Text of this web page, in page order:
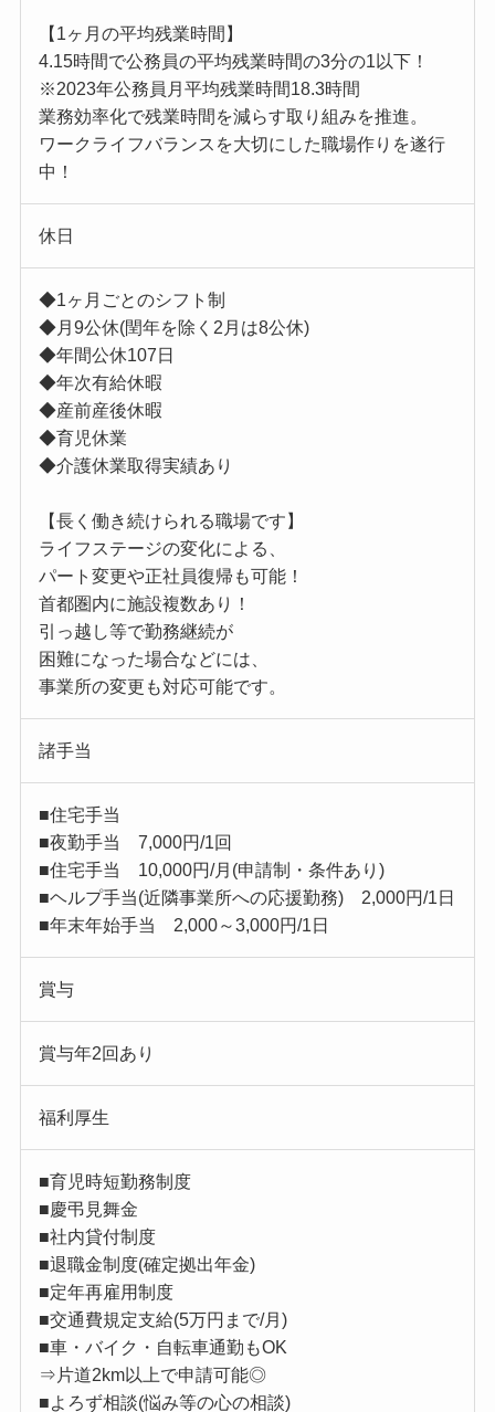
【1ヶ月の平均残業時間】
4.15時間で公務員の平均残業時間の3分の1以下！
※2023年公務員月平均残業時間18.3時間
業務効率化で残業時間を減らす取り組みを推進。
ワークライフバランスを大切にした職場作りを遂行
中！
休日
◆1ヶ月ごとのシフト制
◆月9公休(閏年を除く2月は8公休)
◆年間公休107日
◆年次有給休暇
◆産前産後休暇
◆育児休業
◆介護休業取得実績あり
【長く働き続けられる職場です】
ライフステージの変化による、
パート変更や正社員復帰も可能！
首都圏内に施設複数あり！
引っ越し等で勤務継続が
困難になった場合などには、
事業所の変更も対応可能です。
諸手当
■住宅手当
■夜勤手当 7,000円/1回
■住宅手当 10,000円/月(申請制・条件あり)
■ヘルプ手当(近隣事業所への応援勤務) 2,000円/1日
■年末年始手当 2,000～3,000円/1日
賞与
賞与年2回あり
福利厚生
■育児時短勤務制度
■慶弔見舞金
■社内貸付制度
■退職金制度(確定拠出年金)
■定年再雇用制度
■交通費規定支給(5万円まで/月)
■車・バイク・自転車通勤もOK
⇒片道2km以上で申請可能◎
■よろず相談(悩み等の心の相談)